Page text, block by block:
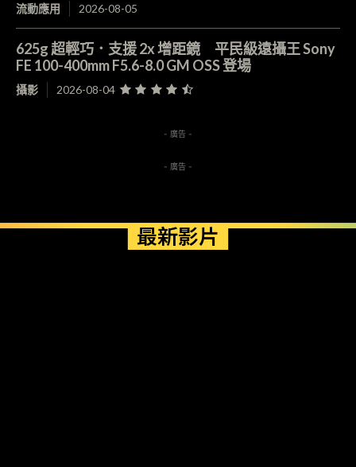
流動應用 2026-08-05
625g 超輕巧．支援 2x 增距鏡 平民級遠攝王 Sony
FE 100-400mm F5.6-8.0 GM OSS 登場
攝影 2026-08-04
- 廣告 -
- 廣告 -
最新影片